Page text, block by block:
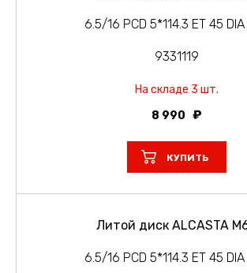
6.5/16 PCD 5*114.3 ET 45 DIA
9331119
На складе 3 шт.
8 990
КУПИТЬ
Литой диск ALCASTA
6.5/16 PCD 5*114.3 ET 45 DIA